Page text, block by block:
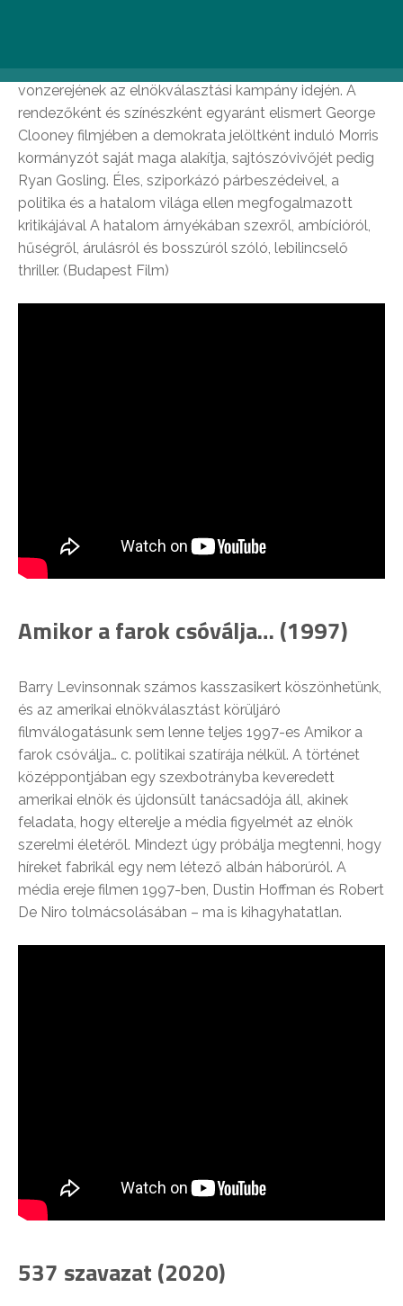
körök sötét manipulációjának és egy fiatal gyakornok
vonzerejének az elnökválasztási kampány idején. A
rendezőként és színészként egyaránt elismert George
Clooney filmjében a demokrata jelöltként induló Morris
kormányzót saját maga alakítja, sajtószóvivőjét pedig
Ryan Gosling. Éles, sziporkázó párbeszédeivel, a
politika és a hatalom világa ellen megfogalmazott
kritikájával A hatalom árnyékában szexről, ambícióról,
hűségről, árulásról és bosszúról szóló, lebilincselő
thriller. (Budapest Film)
Amikor a farok csóválja… (1997)
Barry Levinsonnak számos kasszasikert köszönhetünk,
és az amerikai elnökválasztást körüljáró
filmválogatásunk sem lenne teljes 1997-es Amikor a
farok csóválja… c. politikai szatírája nélkül. A történet
középpontjában egy szexbotrányba keveredett
amerikai elnök és újdonsült tanácsadója áll, akinek
feladata, hogy elterelje a média figyelmét az elnök
szerelmi életéről. Mindezt úgy próbálja megtenni, hogy
híreket fabrikál egy nem létező albán háborúról. A
média ereje filmen 1997-ben, Dustin Hoffman és Robert
De Niro tolmácsolásában – ma is kihagyhatatlan.
537 szavazat (2020)